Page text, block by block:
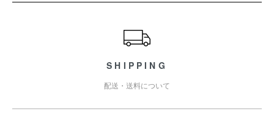
SHIPPING
配送・送料について